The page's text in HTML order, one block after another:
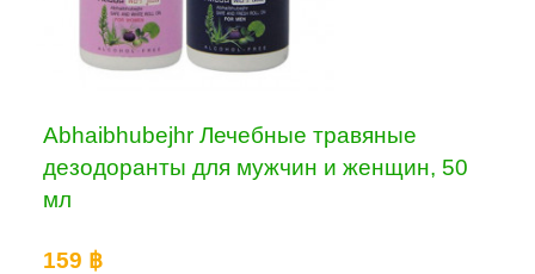
Abhaibhubejhr Лечебные травяные
дезодоранты для мужчин и женщин, 50
мл
159 ฿